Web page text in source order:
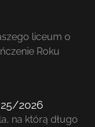
liceum o
Roku
2026
na którą długo